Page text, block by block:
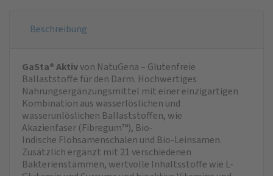
Beschreibung
GaSta® Aktivvon NatuGena – Glutenfreie
Ballaststoffe für den Darm. Hochwertiges
Nahrungsergänzungsmittel mit einer einzigartigen
Kombination aus wasserlöslichen und
wasserunlöslichen Ballaststoffen, wie
Akazienfaser (Fibregum™), Bio-
Indische Flohsamenschalen und Bio-Leinsamen.
Zusätzlich ergänzt mit 21 verschiedenen
Bakterienstämmen, wertvolle Inhaltsstoffe wie L-